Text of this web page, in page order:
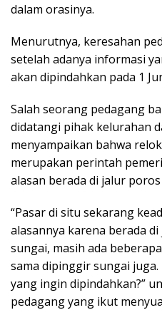
dalam orasinya.
Menurutnya, keresahan
setelah adanya informasi
akan dipindahkan pada 1
Salah seorang pedagang
didatangi pihak kelurahan
menyampaikan bahwa
merupakan perintah
alasan berada di jalur
“Pasar di situ sekarang
alasannya karena berada
sungai, masih ada
sama dipinggir sungai
yang ingin dipindahkan?”
pedagang yang ikut